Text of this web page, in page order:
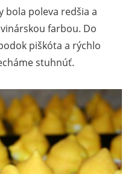
bola poleva redšia a
farbou. Do
piškóta a rýchlo
stuhnúť.